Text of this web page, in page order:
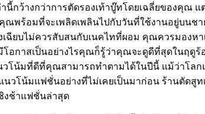
กว้างกว่าการตัดรองเท้าบู๊ทโดยเฉลี่ยของคุณ
ณพร้อมที่จะเพลิดเพลินไปกับวันที่ใช้งานอยู่บน
เฉียบไม่ควรสับสนกับเนคไทที่ผอม คุณควรมอ
อกาสเป็นอย่างไรคุณก็รู้ว่าคุณจะดูดีที่สุดในฤดู
วโน้มที่ดีที่คุณสามารถทำตามได้ในปีนี้ แม้ว่าโ
นวโน้มแฟชั่นอย่างที่ไม่เคยเป็นมาก่อน ร้านตัด
งช้าแฟชั่นล่าสุด